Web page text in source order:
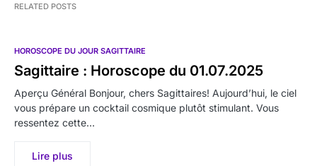
RELATED POSTS
HOROSCOPE DU JOUR SAGITTAIRE
Sagittaire : Horoscope du 01.07.2025
Aperçu Général Bonjour, chers Sagittaires! Aujourd’hui, le ciel
vous prépare un cocktail cosmique plutôt stimulant. Vous
ressentez cette…
Lire plus